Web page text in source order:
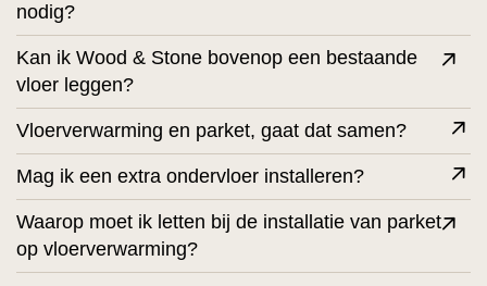
nodig?
Kan ik Wood & Stone bovenop een bestaande
vloer leggen?
Vloerverwarming en parket, gaat dat samen?
Mag ik een extra ondervloer installeren?
Waarop moet ik letten bij de installatie van parket
op vloerverwarming?